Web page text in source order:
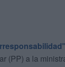
(PP) a la